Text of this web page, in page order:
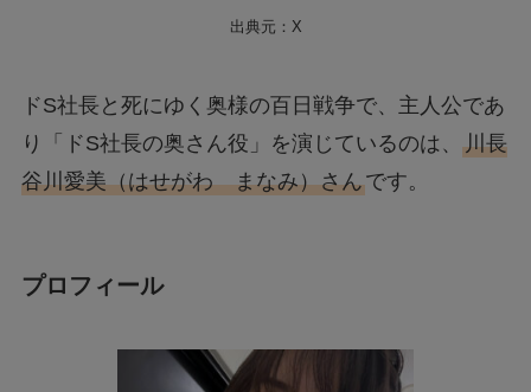
出典元：X
ドS社長と死にゆく奥様の百日戦争で、主人公であ
り「ドS社長の奥さん役」を演じているのは、 川長
谷川愛美（はせがわ まなみ）さんです。
プロフィール